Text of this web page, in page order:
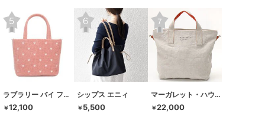
ラブラリー バイ フェイラー
￥12,100
シップス エニィ
￥ 5,500
マーガレット・ハウエル アイデア
￥22,000